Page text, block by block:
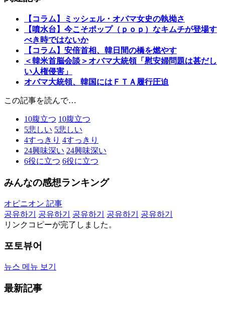
【コラム】ミッシェル・オバマ女史の執拗さ
【噴水台】今こそポップ（ｐｏｐ）なキムチが登場す
べき時ではないか
【コラム】安倍首相、韓日間の橋を燃やす
＜韓米首脳会談＞オバマ大統領「慰安婦問題は甚だし
い人権侵害」
オバマ大統領、韓国にはＦＴＡ履行圧迫
この記事を読んで…
10腹立つ 10腹立つ
5悲しい 5悲しい
4すっきり 4すっきり
24興味深い 24興味深い
6役に立つ 6役に立つ
みんなの感想ランキング
オピニオン 記事
공유하기
공유하기 공유하기 공유하기
공유하기
リンクコピーが完了しました。
포토뷰어
뉴스 메뉴 보기
最新記事